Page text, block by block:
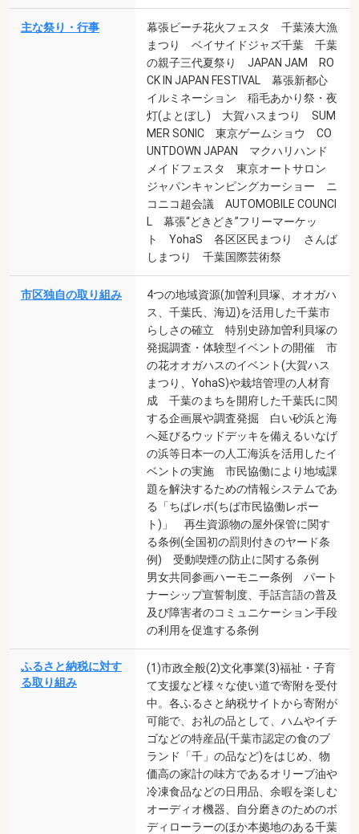
主な祭り・行事
幕張ビーチ花火フェスタ 千葉湊大漁
まつり ベイサイドジャズ千葉 千葉
の親子三代夏祭り JAPAN JAM RO
CK IN JAPAN FESTIVAL 幕張新都心
イルミネーション 稲毛あかり祭・夜
灯(よとぼし) 大賀ハスまつり SUM
MER SONIC 東京ゲームショウ CO
UNTDOWN JAPAN マクハリハンド
メイドフェスタ 東京オートサロン
ジャパンキャンピングカーショー ニ
コニコ超会議 AUTOMOBILE COUNCI
L 幕張“どきどき”フリーマーケッ
ト YohaS 各区区民まつり さんば
しまつり 千葉国際芸術祭
市区独自の取り組み
4つの地域資源(加曽利貝塚、オオガハ
ス、千葉氏、海辺)を活用した千葉市
らしさの確立 特別史跡加曽利貝塚の
発掘調査・体験型イベントの開催 市
の花オオガハスのイベント(大賀ハス
まつり、YohaS)や栽培管理の人材育
成 千葉のまちを開府した千葉氏に関
する企画展や調査発掘 白い砂浜と海
へ延びるウッドデッキを備えるいなげ
の浜等日本一の人工海浜を活用したイ
ベントの実施 市民協働により地域課
題を解決するための情報システムであ
る「ちばレポ(ちば市民協働レポー
ト)」 再生資源物の屋外保管に関す
る条例(全国初の罰則付きのヤード条
例) 受動喫煙の防止に関する条例
男女共同参画ハーモニー条例 パート
ナーシップ宣誓制度、手話言語の普及
及び障害者のコミュニケーション手段
の利用を促進する条例
ふるさと納税に対す
る取り組み
(1)市政全般(2)文化事業(3)福祉・子育
て支援など様々な使い道で寄附を受付
中。各ふるさと納税サイトから寄附が
可能で、お礼の品として、ハムやイチ
ゴなどの特産品(千葉市認定の食のブ
ランド「千」の品など)をはじめ、物
価高の家計の味方であるオリーブ油や
冷凍食品などの日用品、余暇を楽しむ
オーディオ機器、自分磨きのためのボ
ディローラーのほか本拠地のある千葉